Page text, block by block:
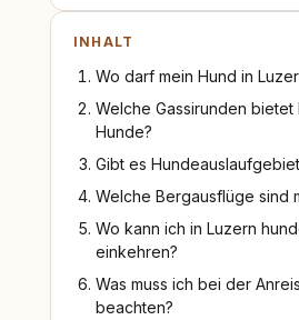
INHALT
Wo darf mein Hund in
Welche Gassirunden bietet
Hunde?
Gibt es
Welche Bergausflüge sind
Wo kann ich in Luzern
einkehren?
Was muss ich bei der
beachten?